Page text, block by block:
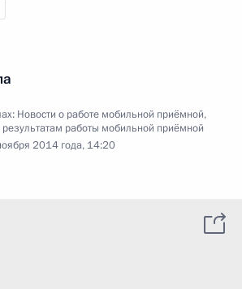
Новости о работе мобильной приёмной,
работы мобильной приёмной
2014 года, 14:20